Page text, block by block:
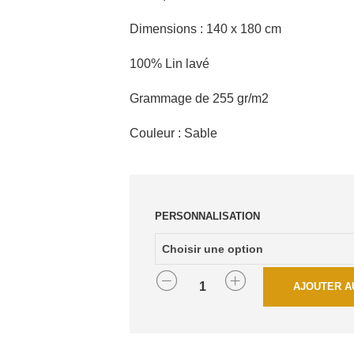
Dimensions : 140 x 180 cm
100% Lin lavé
Grammage de 255 gr/m2
Couleur : Sable
PERSONNALISATION
QUANTITÉ
AJOUTER